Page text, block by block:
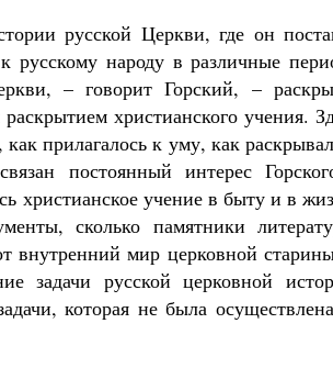
русской Церкви, где он
русскому народу в различные
– говорит Горский, –
христианского учения.
прилагалось к уму, как
постоянный интерес
христианское учение в быту и в
сколько памятники
внутренний мир церковной
задачи русской церковной
которая не была